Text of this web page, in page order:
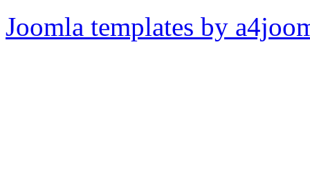
Joomla templates by